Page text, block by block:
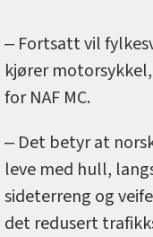
‒ Fortsatt vil
kjører
for NAF MC.
‒ Det betyr at
leve med hull,
sideterreng og
det redusert